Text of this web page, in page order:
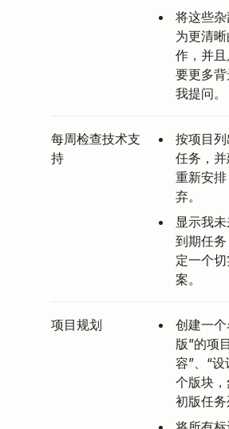
将这些
为更清
作，并
要更多
我提问。
每周检查技术支
持
按项目
任务，
重新安
弃。
显示我
到期任
定一个
案。
项目规划
创建一
版”的项
容”、“设
个版块
初版任务